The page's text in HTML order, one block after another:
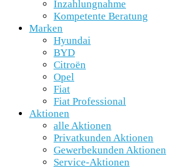
Inzahlungnahme
Kompetente Beratung
Marken
Hyundai
BYD
Citroën
Opel
Fiat
Fiat Professional
Aktionen
alle Aktionen
Privatkunden Aktionen
Gewerbekunden Aktionen
Service-Aktionen